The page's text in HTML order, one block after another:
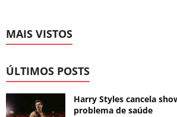
MAIS VISTOS
ÚLTIMOS POSTS
Harry Styles cancela
problema de saúde